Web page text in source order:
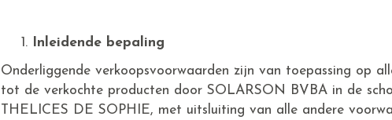
Inleidende bepaling
Onderliggende verkoopsvoorwaarden zijn van toepassing op
tot de verkochte producten door SOLARSON BVBA in de
THELICES DE SOPHIE, met uitsluiting van alle andere